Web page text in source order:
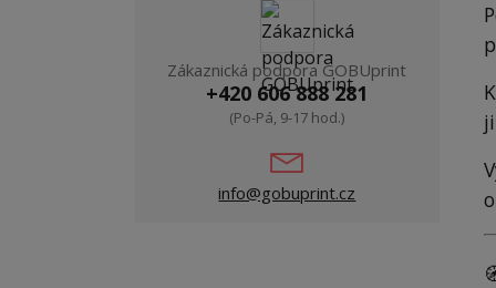
Zákaznická podpora GOBUprint
+420 606 888 281
(Po-Pá, 9-17 hod.)
info@gobuprint.cz